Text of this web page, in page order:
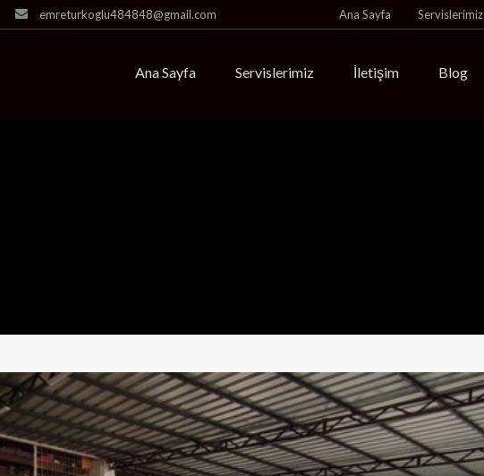
emreturkoglu484848@gmail.com Ana Sayfa Servislerimiz
Ana Sayfa Servislerimiz İletişim Blog